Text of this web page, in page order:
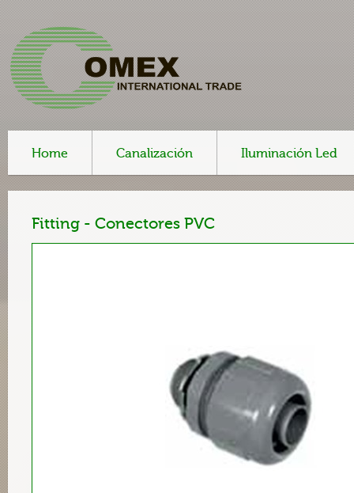
Home Canalización Iluminación Led
Fitting - Conectores PVC